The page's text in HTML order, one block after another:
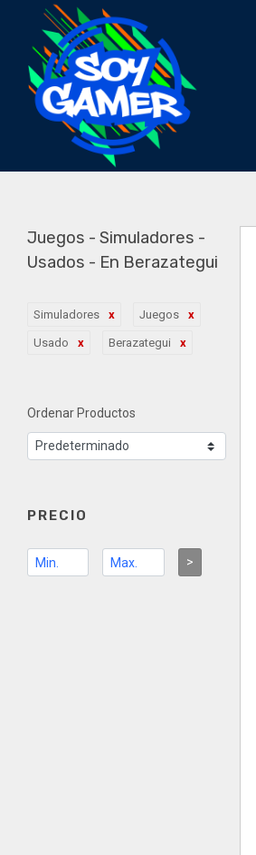
Juegos - Simuladores -
Usados - En Berazategui
Simuladores Juegos
Usado Berazategui
Ordenar Productos
PRECIO
>